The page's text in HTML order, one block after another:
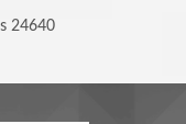
24640